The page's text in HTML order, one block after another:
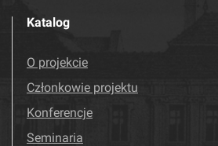
Katalog
O projekcie
Członkowie projektu
Konferencje
Seminaria